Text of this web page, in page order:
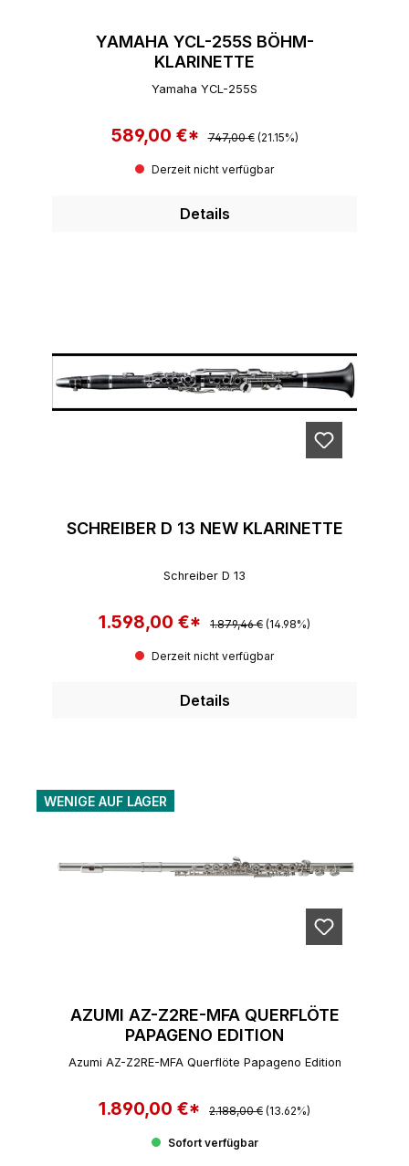
YAMAHA YCL-255S BÖHM-
KLARINETTE
Yamaha YCL-255S
Verkaufspreis:
589,00 €* Regulärer Preis:
747,00 € (21.15%)
Derzeit nicht verfügbar
Details
SCHREIBER D 13 NEW KLARINETTE
Schreiber D 13
Verkaufspreis:
1.598,00 €* Regulärer Preis:
1.879,46 € (14.98%)
Derzeit nicht verfügbar
Details
WENIGE AUF LAGER
AZUMI AZ-Z2RE-MFA QUERFLÖTE
PAPAGENO EDITION
Azumi AZ-Z2RE-MFA Querflöte Papageno Edition
Verkaufspreis:
1.890,00 €* Regulärer Preis:
2.188,00 € (13.62%)
Sofort verfügbar